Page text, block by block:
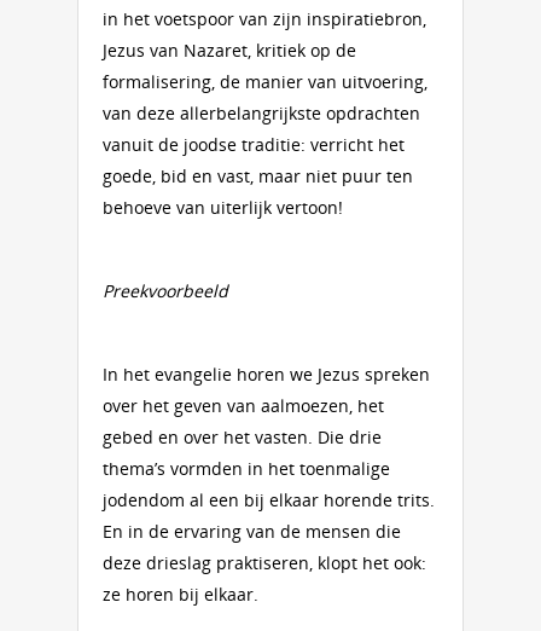
in het voetspoor van zijn inspiratiebron,
Jezus van Nazaret, kritiek op de
formalisering, de manier van uitvoering,
van deze allerbelangrijkste opdrachten
vanuit de joodse traditie: verricht het
goede, bid en vast, maar niet puur ten
behoeve van uiterlijk vertoon!
Preekvoorbeeld
In het evangelie horen we Jezus spreken
over het geven van aalmoezen, het
gebed en over het vasten. Die drie
thema’s vormden in het toenmalige
jodendom al een bij elkaar horende trits.
En in de ervaring van de mensen die
deze drieslag praktiseren, klopt het ook:
ze horen bij elkaar.